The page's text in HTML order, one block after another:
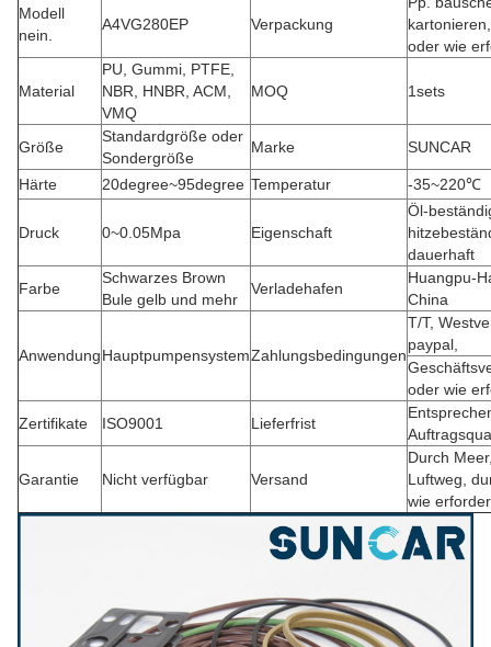
Modell
nein.
A4VG280EP Verpackung
oder wie
Material
PU, Gummi, PTFE,
NBR, HNBR, ACM,
VMQ
MOQ 1sets
Größe
Standardgröße oder
Sondergröße
Marke SUNCAR
Härte 20degree~95degree Temperatur -35~220℃
Druck 0~0.05Mpa Eigenschaft
Öl-
dauerhaft
Farbe
Schwarzes Brown
Bule gelb und mehr
Verladehafen
Huangpu-
China
AnwendungHauptpumpensystemZahlungsbedingungen
T/T,
paypal,
oder wie
Zertifikate
ISO9001 Lieferfrist
Garantie Nicht verfügbar Versand
Durch
Luftweg,
wie